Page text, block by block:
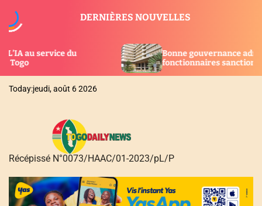
DERNIÈRES NOUVELLES
Bonne gouvernance administrative : 132
fonctionnaires sanctionnés en 2 ans au Togo
Today:jeudi, août 6 2026
T
G
O
Récépissé N°0073/HAAC/01-2023/pL/P